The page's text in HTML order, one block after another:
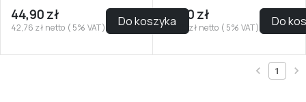
44,90 zł
42,76 zł netto ( 5% VAT) Do koszyka39,90 zł
38,00 zł netto ( 5% VAT) Do
1